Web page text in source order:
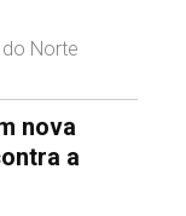
do Norte
nova
a